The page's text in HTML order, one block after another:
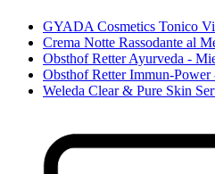
GYADA Cosmetics Tonico
Crema Notte Rassodante al
Obsthof Retter Ayurveda -
Obsthof Retter Immun-
Weleda Clear & Pure Skin